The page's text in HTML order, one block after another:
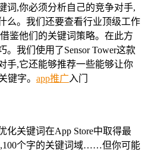
词,你必须分析自己的竞争对手,
么。我们还要查看行业顶级工作
鉴他们的关键词策略。在此方
我们使用了Sensor Tower这款
手,它还能够推荐一些能够让你
键字。 app推广入门
化关键词在App Store中取得最
个字的关键词域……但你可能